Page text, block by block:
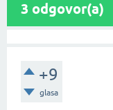
3 odgovor(a)
+9
glasa